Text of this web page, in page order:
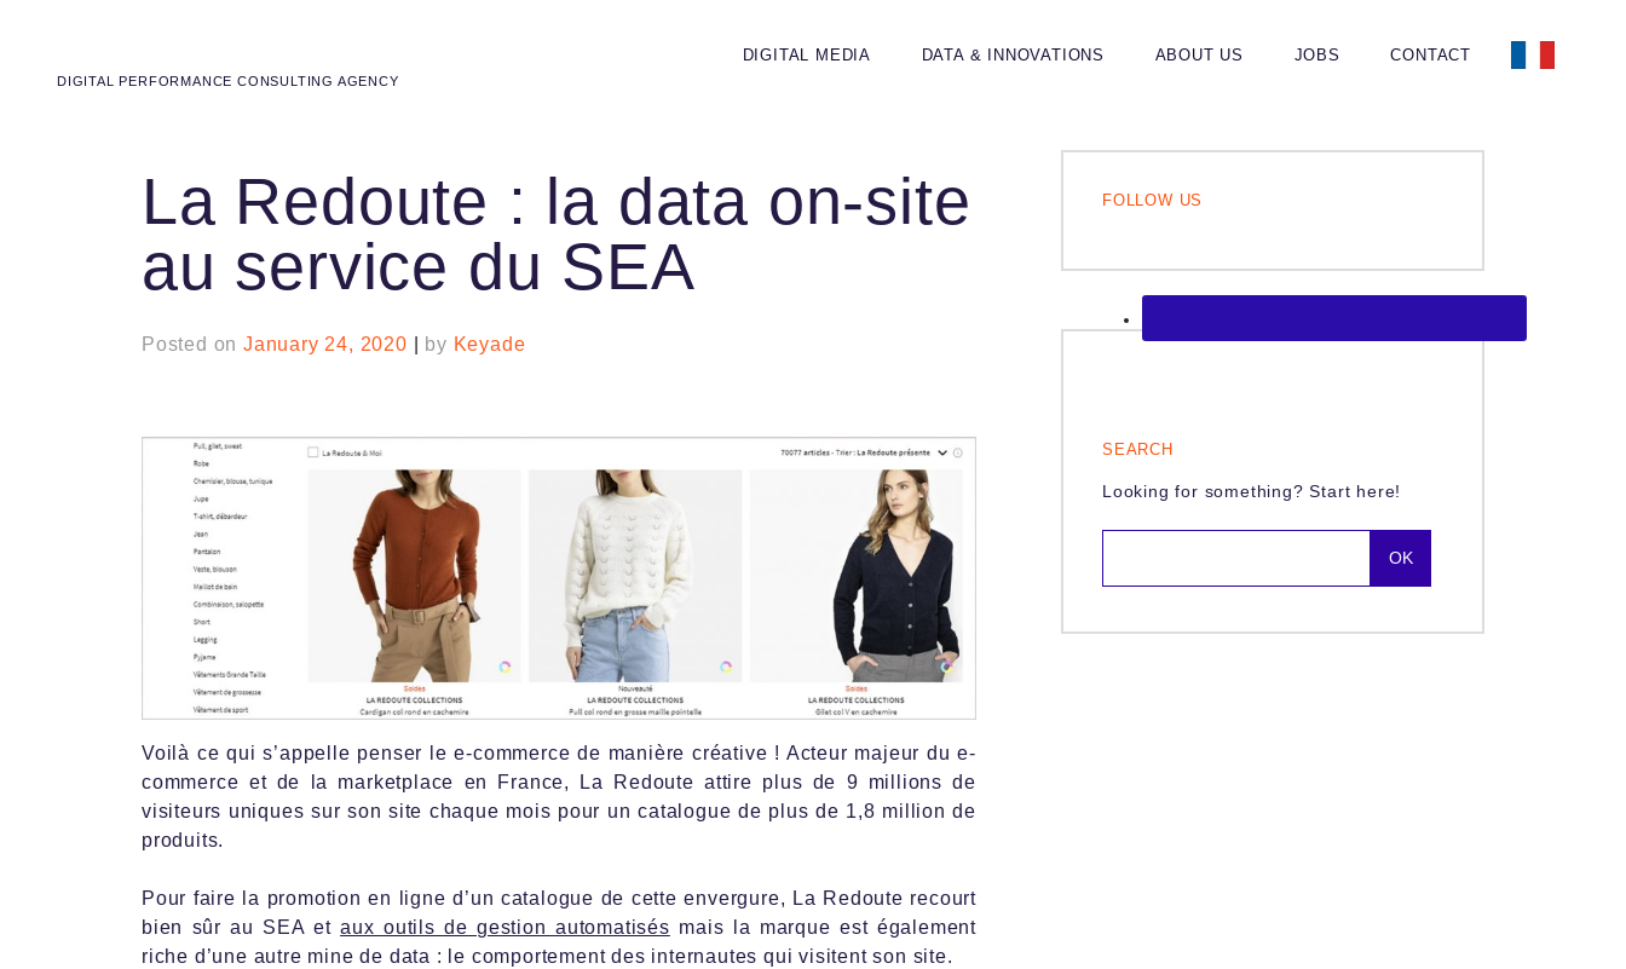
DIGITAL PERFORMANCE CONSULTING AGENCY
DIGITAL MEDIA DATA & INNOVATIONS ABOUT US JOBS CONTACT
La Redoute : la data on-site
au service du SEA
Posted onJanuary 24, 2020 by Keyade
Voilà ce qui s’appelle penser le e-commerce de manière créative ! Acteur majeur du e-
commerce et de la marketplace en France, La Redoute attire plus de 9 millions de
visiteurs uniques sur son site chaque mois pour un catalogue de plus de 1,8 million de
produits.
Pour faire la promotion en ligne d’un catalogue de cette envergure, La Redoute recourt
bien sûr au SEA etaux outils de gestion automatisés mais la marque est également
riche d’une autre mine de data : le comportement des internautes qui visitent son site.
FOLLOW US
SEARCH
Looking for something? Start here!